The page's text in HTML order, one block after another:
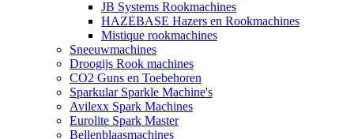
JB Systems Rookmachines
HAZEBASE Hazers en Rookmachines
Mistique rookmachines
Sneeuwmachines
Droogijs Rook machines
CO2 Guns en Toebehoren
Sparkular Sparkle Machine's
Avilexx Spark Machines
Eurolite Spark Master
Bellenblaasmachines